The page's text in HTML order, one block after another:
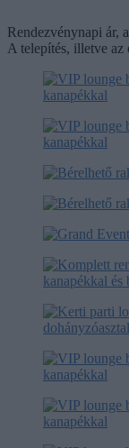
Rendezvénynapi ár,
A telepítés, illetve az